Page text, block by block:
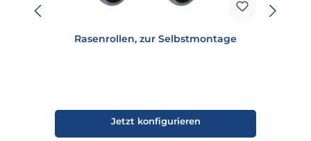
Rasenrollen, zur Selbstmontage
Jetzt konfigurieren